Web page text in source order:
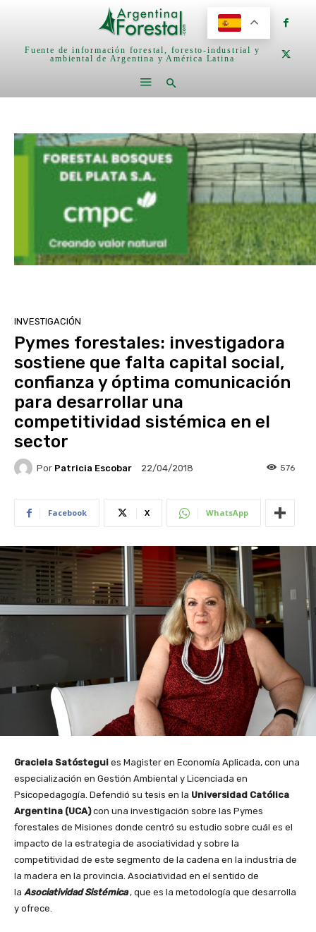
Fuente de información forestal, foresto-industrial y
ambiental de Argentina y América Latina
INVESTIGACIÓN
Pymes forestales: investigadora
sostiene que falta capital social,
confianza y óptima comunicación
para desarrollar una
competitividad sistémica en el
sector
Por Patricia Escobar 22/04/2018 576
Facebook X WhatsApp
Graciela Satóstegui es Magister en Economía Aplicada, con una
especialización en Gestión Ambiental y Licenciada en
Psicopedagogía. Defendió su tesis en la Universidad Católica
Argentina (UCA)con una investigación sobre las Pymes
forestales de Misiones donde centró su estudio sobre cuál es el
impacto de la estrategia de asociatividad y sobre la
competitividad de este segmento de la cadena en la industria de
la madera en la provincia. Asociatividad en el sentido de
la Asociatividad Sistémica, que es la metodología que desarrolla
y ofrece.